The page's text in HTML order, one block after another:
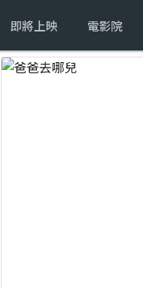
即將上映 電影院